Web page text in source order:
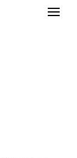
Toggle